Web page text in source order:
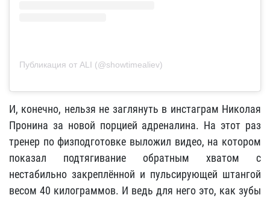
Публикация от ALI (@showtimealiev)
И, конечно, нельзя не заглянуть в инстаграм Николая
Пронина за новой порцией адреналина. На этот раз
тренер по физподготовке выложил видео, на котором
показал подтягивание обратным хватом с
нестабильно закреплённой и пульсирующей штангой
весом 40 килограммов. И ведь для него это, как зубы